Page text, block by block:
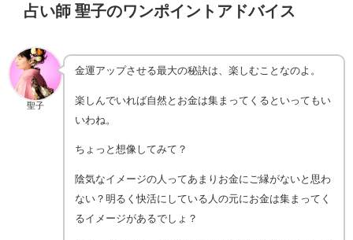
占い師 聖子のワンポイントアドバイス
聖子
金運アップさせる最大の秘訣は、楽しむことなのよ。
楽しんでいれば自然とお金は集まってくるといってもい
いわね。
ちょっと想像してみて？
陰気なイメージの人ってあまりお金にご縁がないと思わ
ない？明るく快活にしている人の元にお金は集まってく
るイメージがあるでしょ？